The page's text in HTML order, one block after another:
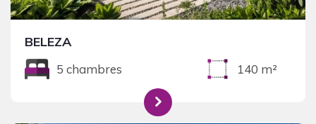
BELEZA
5 chambres 140 m²